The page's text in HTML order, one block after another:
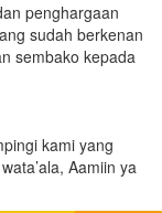
penghargaan
sudah berkenan
sembako kepada
kami yang
Aamiin ya